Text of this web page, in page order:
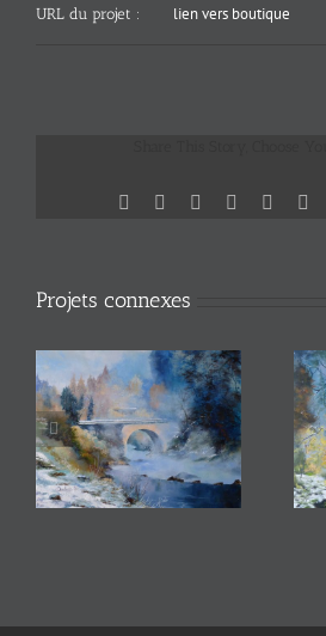
URL du projet : lien vers boutique
Facebook Reddit LinkedIn
Projets connexes
Dessoubre 1